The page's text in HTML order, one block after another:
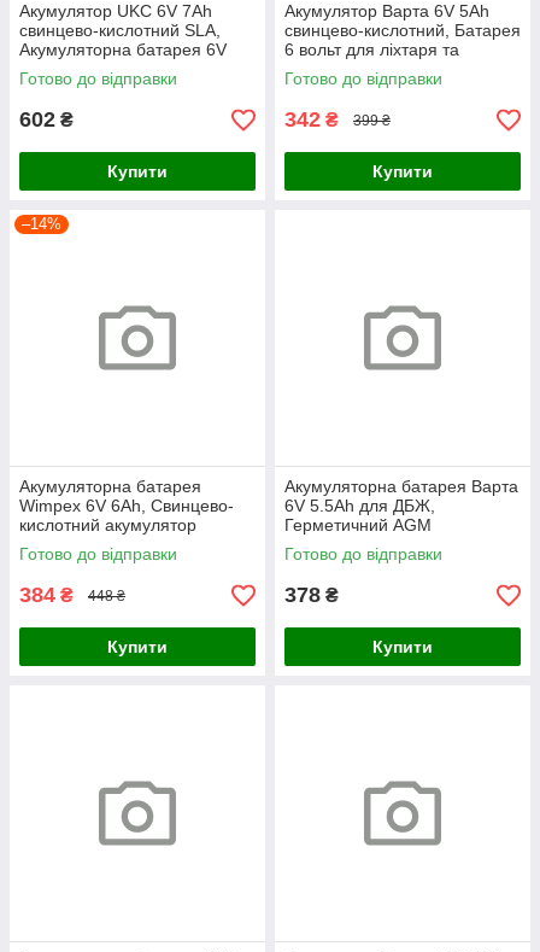
Акумулятор UKC 6V 7Ah
свинцево-кислотний SLA,
Акумуляторна батарея 6V
7Ah AGM, батарея 6 вольт 7
ампер для дитячих
електромобілів
Готово до відправки
602 ₴
Купити
Акумулятор Варта 6V 5Ah
свинцево-кислотний, Батарея
6 вольт для ліхтаря та
резервного живлення,
акумулятор BATTERY 6V
Готово до відправки
342 ₴ 399 ₴
Купити
–14%
Акумуляторна батарея
Wimpex 6V 6Ah, Свинцево-
кислотний акумулятор
6V/6Ah, акумулятори 6V 6Ah
для резервного живлення
Готово до відправки
384 ₴ 448 ₴
Купити
Акумуляторна батарея Варта
6V 5.5Ah для ДБЖ,
Герметичний AGM
акумулятор 6 вольт для ваг,
ліхтарів та резервного
живлення
Готово до відправки
378 ₴
Купити